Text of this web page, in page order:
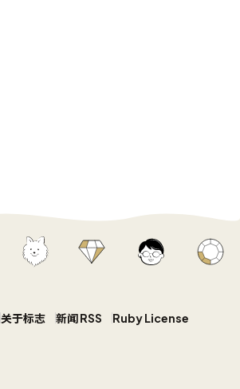
关于标志 新闻 RSS Ruby License